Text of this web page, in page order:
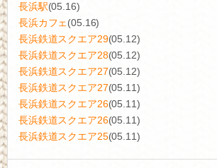
長浜駅(05.16)
長浜カフェ (05.16)
長浜鉄道スクエア29(05.12)
長浜鉄道スクエア28(05.12)
長浜鉄道スクエア27(05.12)
長浜鉄道スクエア27(05.11)
長浜鉄道スクエア26(05.11)
長浜鉄道スクエア26(05.11)
長浜鉄道スクエア25(05.11)